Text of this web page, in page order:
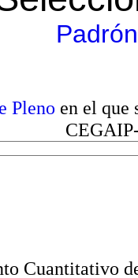
Pleno en el que
Cuantitativo